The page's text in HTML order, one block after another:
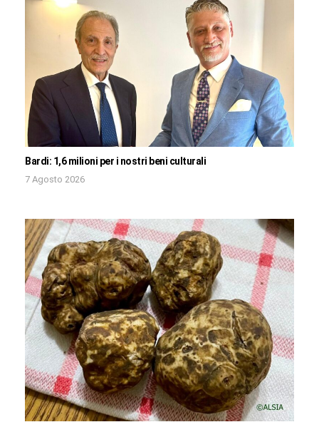
Bardi: 1,6 milioni per i nostri beni culturali
7 Agosto 2026